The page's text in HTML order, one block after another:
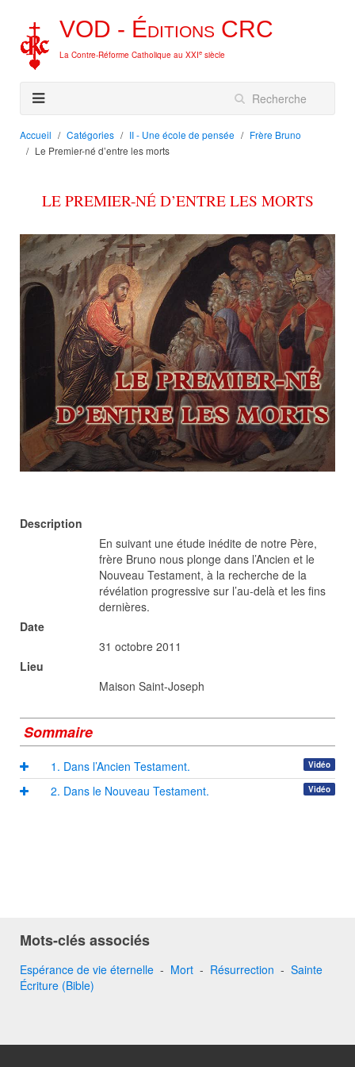
VOD - Éditions CRC
La Contre-Réforme Catholique au XXIe siècle
Accueil Catégories II - Une école de pensée
Frère Bruno
Le Premier-né d’entre les morts
LE PREMIER-NÉ D’ENTRE LES MORTS
Description
En suivant une étude inédite de notre Père,
frère Bruno nous plonge dans l’Ancien et le
Nouveau Testament, à la recherche de la
révélation progressive sur l’au-delà et les fins
dernières.
Date
31 octobre 2011
Lieu
Maison Saint-Joseph
Sommaire
Vidéo
1. Dans l’Ancien Testament.
Vidéo
2. Dans le Nouveau Testament.
Mots-clés associés
Espérance de vie éternelle - Mort - Résurrection - Sainte
Écriture (Bible)